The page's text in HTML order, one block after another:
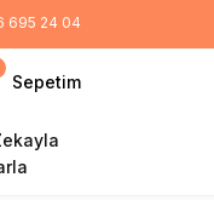
695 24 04
Sepetim